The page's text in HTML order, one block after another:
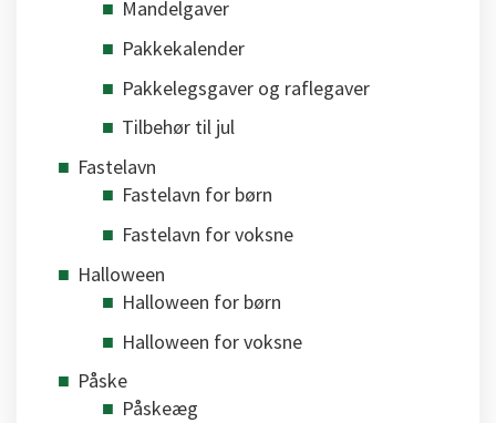
Mandelgaver
Pakkekalender
Pakkelegsgaver og raflegaver
Tilbehør til jul
Fastelavn
Fastelavn for børn
Fastelavn for voksne
Halloween
Halloween for børn
Halloween for voksne
Påske
Påskeæg